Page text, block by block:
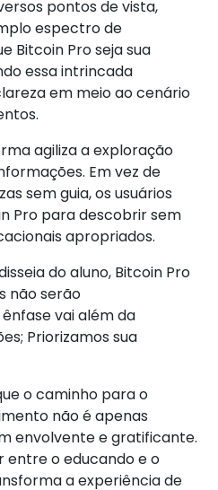
pontos de vista,
espectro de
Bitcoin Pro seja sua
essa intrincada
em meio ao cenário
agiliza a exploração
Em vez de
sem guia, os usuários
Pro para descobrir sem
apropriados.
do aluno, Bitcoin Pro
não serão
vai além da
Priorizamos sua
o caminho para o
não é apenas
envolvente e gratificante.
entre o educando e o
a experiência de